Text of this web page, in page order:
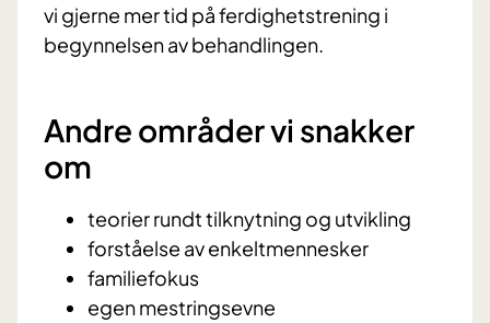
vi gjerne mer tid på ferdighetstrening i
begynnelsen av behandlingen.
Andre områder vi snakker
om
teorier rundt tilknytning og utvikling
forståelse av enkeltmennesker
familiefokus
egen mestringsevne